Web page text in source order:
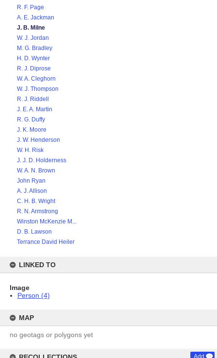
R. F. Page
A. E. Jackman
J. B. Milne
W. J. Jordan
M. G. Bradley
H. D. Wynter
R. J. Diprose
W. A. Cleghorn
W. J. Thompson
R. J. Riddell
J. E. A. Martin
R. G. Duffy
J. K. Moore
J. W. Henderson
W. H. Risk
J. J. D. Holderness
W. A. N. Brown
John Ryan
A. J. Allison
C. H. B. Wright
R. N. Armstrong
Winston McKenzie M...
D. B. Lawson
Terrance David Heiler
LINKED TO
Image
Person (4)
MAP
no geotags or polygons yet
Add